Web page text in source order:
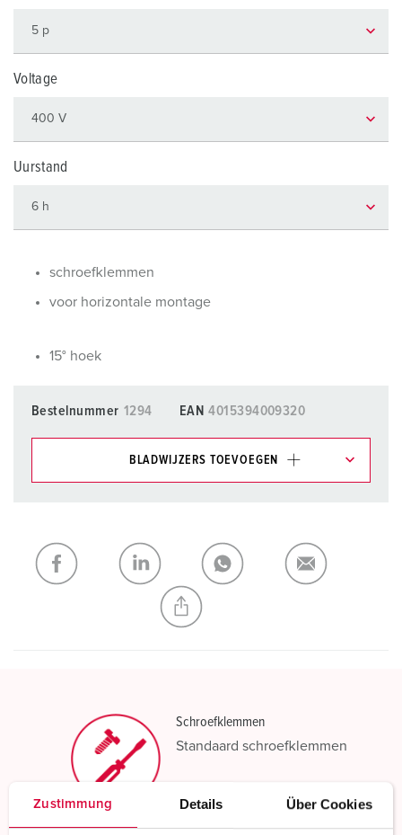
Zustimmung Details Über Cookies
Voltage
Uurstand
schroefklemmen
voor horizontale montage
15° hoek
Bestelnummer 1294 EAN 4015394009320
BLADWIJZERS TOEVOEGEN
Mijn lijst TOEVOEGEN
NIEUW LIJST MAKEN
Schroefklemmen
Standaard schroefklemmen